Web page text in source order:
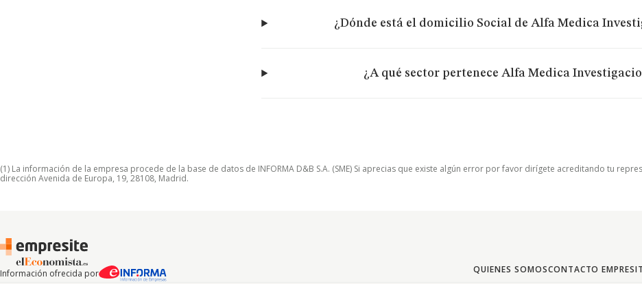
¿Dónde está el domicilio Social de Alfa Medica
¿A qué sector pertenece Alfa Medica
(1) La información de la empresa procede de la base de datos de INFORMA D&B S.A. (SME) Si aprecias que existe algún error por favor dirígete acreditando tu
dirección Avenida de Europa, 19, 28108, Madrid.
Información ofrecida por QUIENES SOMOSCONTACTO